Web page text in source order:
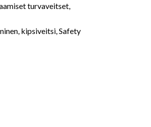
turvaveitset,
, kipsiveitsi,Safety